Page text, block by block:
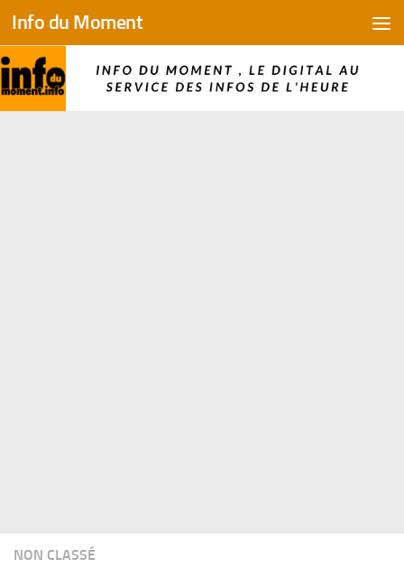
Skip to content
Info du Moment
NON CLASSÉ